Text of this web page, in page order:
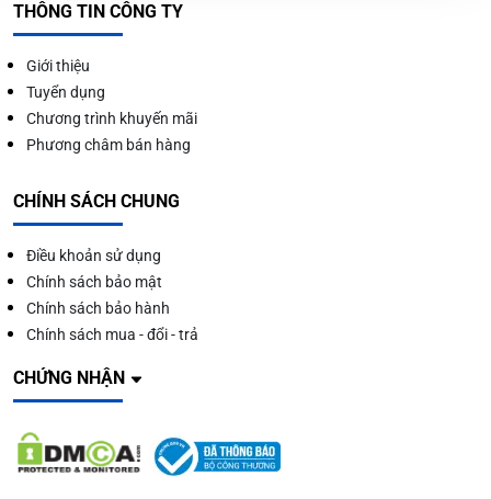
THÔNG TIN CÔNG TY
Giới thiệu
Tuyển dụng
Chương trình khuyến mãi
Phương châm bán hàng
CHÍNH SÁCH CHUNG
Điều khoản sử dụng
Chính sách bảo mật
Chính sách bảo hành
Chính sách mua - đổi - trả
CHỨNG NHẬN